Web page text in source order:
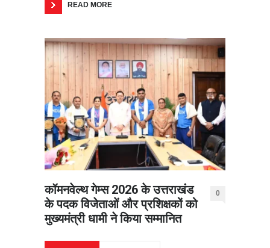
READ MORE
कॉमनवेल्थ गेम्स 2026 के उत्तराखंड
के पदक विजेताओं और प्रशिक्षकों को
मुख्यमंत्री धामी ने किया सम्मानित
0